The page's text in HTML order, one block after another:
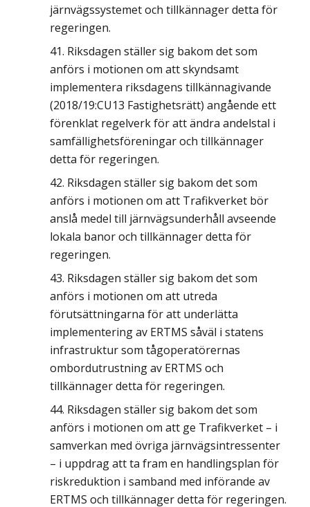
järnvägssystemet och tillkännager detta för
regeringen.
Riksdagen ställer sig bakom det som
anförs i motionen om att skyndsamt
implementera riksdagens tillkännagivande
(2018/19:CU13 Fastighetsrätt) angående ett
förenklat regelverk för att ändra andelstal i
samfällighetsföreningar och tillkännager
detta för regeringen.
Riksdagen ställer sig bakom det som
anförs i motionen om att Trafikverket bör
anslå medel till järnvägsunderhåll avseende
lokala banor och tillkännager detta för
regeringen.
Riksdagen ställer sig bakom det som
anförs i motionen om att utreda
förutsättningarna för att underlätta
implementering av ERTMS såväl i statens
infrastruktur som tågoperatörernas
ombordutrustning av ERTMS och
tillkännager detta för regeringen.
Riksdagen ställer sig bakom det som
anförs i motionen om att ge Trafikverket – i
samverkan med övriga järnvägsintressenter
– i uppdrag att ta fram en handlingsplan för
riskreduktion i samband med införande av
ERTMS och tillkännager detta för regeringen.